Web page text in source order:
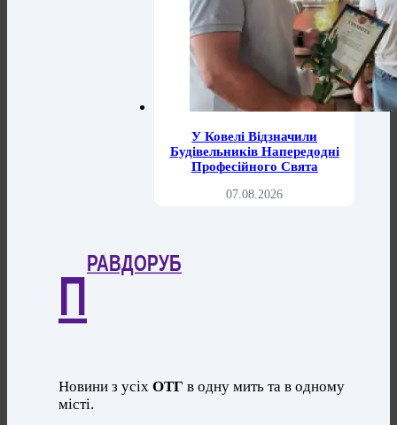
У Ковелі Відзначили
Будівельників Напередодні
Професійного Свята
07.08.2026
П
РАВДОРУБ
Новини з усіхОТГ в одну мить та в одному
місті.